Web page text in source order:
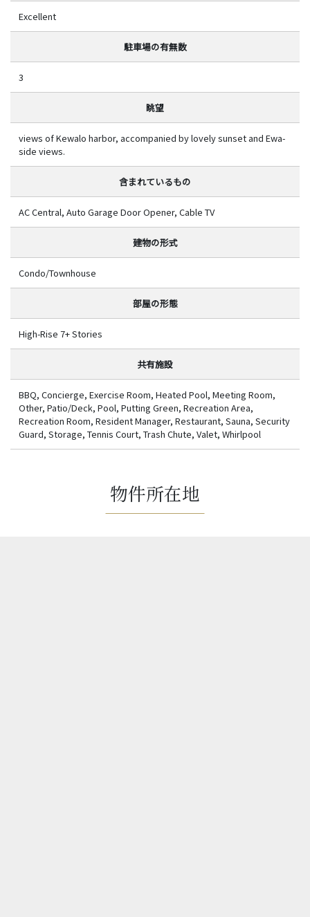
Excellent
駐車場の有無数
3
眺望
views of Kewalo harbor, accompanied by lovely sunset and Ewa-
side views.
含まれているもの
AC Central, Auto Garage Door Opener, Cable TV
建物の形式
Condo/Townhouse
部屋の形態
High-Rise 7+ Stories
共有施設
BBQ, Concierge, Exercise Room, Heated Pool, Meeting Room,
Other, Patio/Deck, Pool, Putting Green, Recreation Area,
Recreation Room, Resident Manager, Restaurant, Sauna, Security
Guard, Storage, Tennis Court, Trash Chute, Valet, Whirlpool
物件所在地